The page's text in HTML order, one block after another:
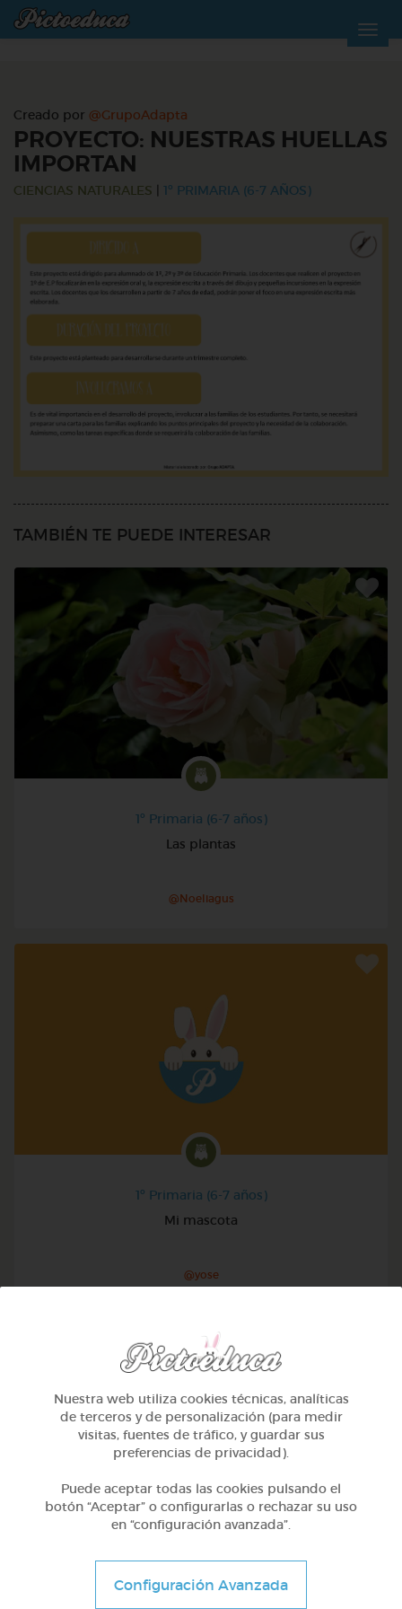
Creado por @GrupoAdapta
PROYECTO: NUESTRAS HUELLAS
IMPORTAN
CIENCIAS NATURALES 1º PRIMARIA (6-7 AÑOS)
TAMBIÉN TE PUEDE INTERESAR
1º Primaria (6-7 años)
Las plantas
@Noeliagus
1º Primaria (6-7 años)
Mi mascota
@yose
Conociendo nuestro cuerpo
Nuestra web utiliza cookies técnicas, analíticas
de terceros y de personalización (para medir
visitas, fuentes de tráfico, y guardar sus
preferencias de privacidad).
Puede aceptar todas las cookies pulsando el
botón “Aceptar” o configurarlas o rechazar su uso
en “configuración avanzada”.
Configuración Avanzada